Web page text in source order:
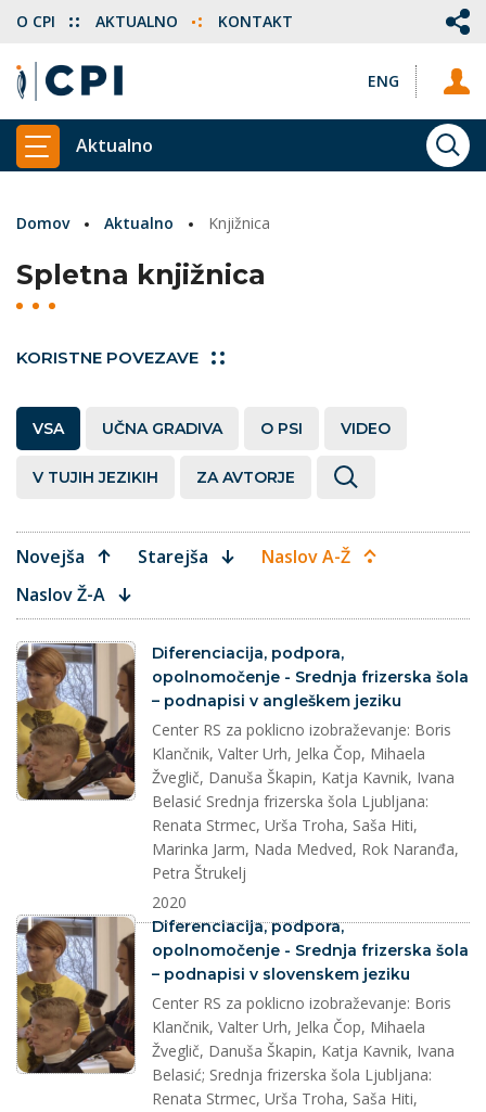
ENG
O CPI AKTUALNO KONTAKT
PRIKAŽI GLAVNI MENI
Aktualno
Domov Aktualno Knjižnica
Spletna knjižnica
KORISTNE POVEZAVE
VSA UČNA GRADIVA O PSI VIDEO
V TUJIH JEZIKIH ZA AVTORJE
Novejša Starejša
Naslov A-Ž
Naslov Ž-A
splet
Diferenciacija, podpora,
opolnomočenje - Srednja frizerska šola
– podnapisi v angleškem jeziku
Center RS za poklicno izobraževanje: Boris
Klančnik, Valter Urh, Jelka Čop, Mihaela
Žveglič, Danuša Škapin, Katja Kavnik, Ivana
Belasić Srednja frizerska šola Ljubljana:
Renata Strmec, Urša Troha, Saša Hiti,
Marinka Jarm, Nada Medved, Rok Naranđa,
Petra Štrukelj
2020
splet
Diferenciacija, podpora,
opolnomočenje - Srednja frizerska šola
– podnapisi v slovenskem jeziku
Center RS za poklicno izobraževanje: Boris
Klančnik, Valter Urh, Jelka Čop, Mihaela
Žveglič, Danuša Škapin, Katja Kavnik, Ivana
Belasić; Srednja frizerska šola Ljubljana:
Renata Strmec, Urša Troha, Saša Hiti,